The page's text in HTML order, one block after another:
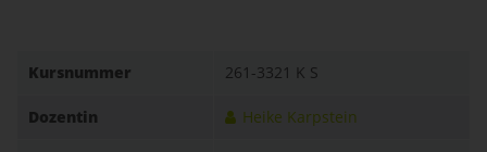
Kursnummer 261-3321 K S
Dozentin Heike Karpstein